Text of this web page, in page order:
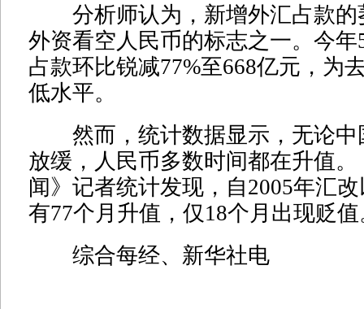
分析师认为，新增外汇占款的
外资看空人民币的标志之一。今
占款环比锐减77%至668亿元，为
低水平。
然而，统计数据显示，无论中
放缓，人民币多数时间都在升值
闻》记者统计发现，自2005年汇
有77个月升值，仅18个月出现贬值
综合每经、新华社电